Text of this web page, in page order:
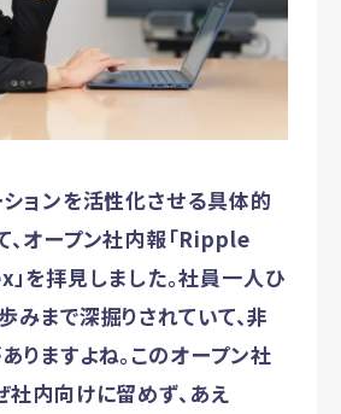
ョンを活性化させる具体的
、オープン社内報「Ripple
を拝見しました。社員一人ひ
みまで深掘りされていて、非
りますよね。このオープン社
社内向けに留めず、あえ